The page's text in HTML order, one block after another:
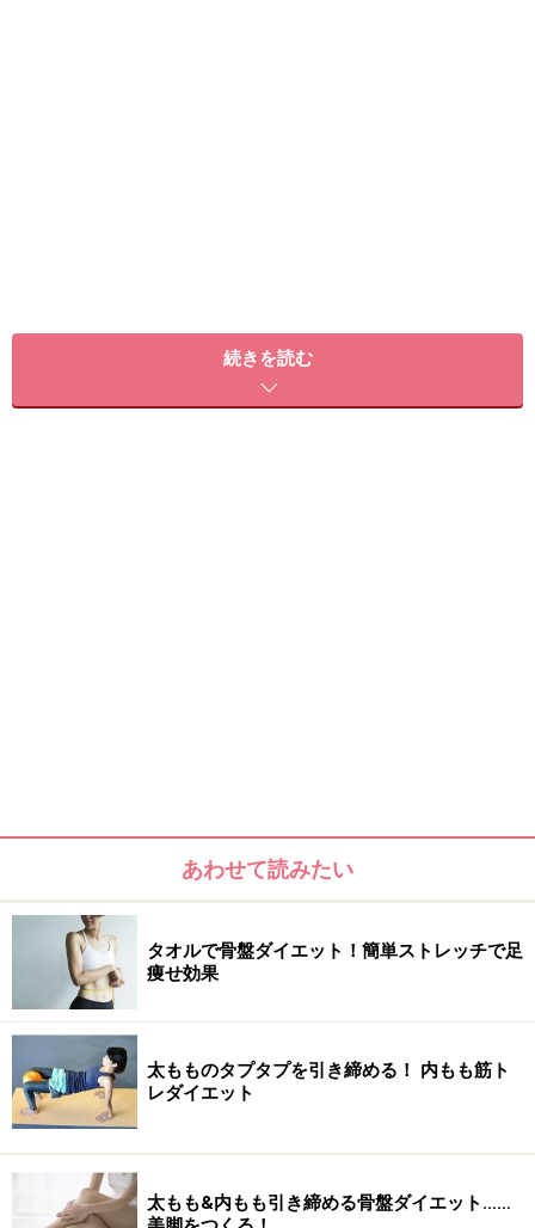
美脚の条件は内もものすき間
いわゆる美脚の必須条件のひとつとして挙げられる、太
続きを読む
あわせて読みたい
タオルで骨盤ダイエット！簡単ストレッチで足
痩せ効果
太もものタプタプを引き締める！ 内もも筋ト
レダイエット
太もも&内もも引き締める骨盤ダイエット……